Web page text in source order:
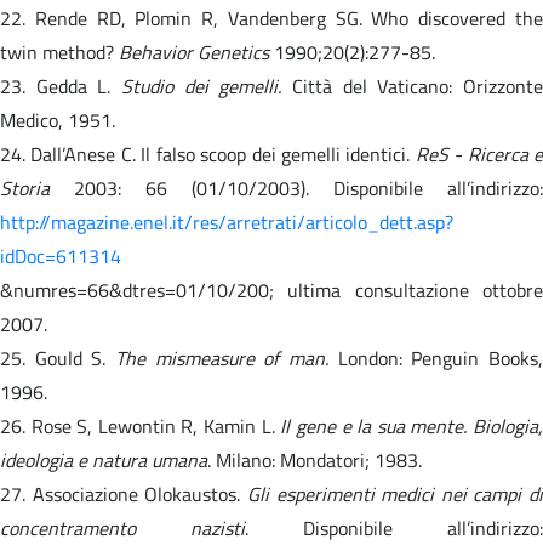
22. Rende RD, Plomin R, Vandenberg SG. Who discovered the
twin method? Behavior Genetics1990;20(2):277-85.
23. Gedda L. Studio dei gemelli. Città del Vaticano: Orizzonte
Medico, 1951.
24. Dall’Anese C. Il falso scoop dei gemelli identici. ReS - Ricerca e
Storia 2003: 66 (01/10/2003). Disponibile all’indirizzo:
http://magazine.enel.it/res/arretrati/articolo_dett.asp?
idDoc=611314
&numres=66&dtres=01/10/200; ultima consultazione ottobre
2007.
25. Gould S. The mismeasure of man. London: Penguin Books,
1996.
26. Rose S, Lewontin R, Kamin L. Il gene e la sua mente. Biologia,
ideologia e natura umana. Milano: Mondatori; 1983.
27. Associazione Olokaustos. Gli esperimenti medici nei campi di
concentramento nazisti. Disponibile all’indirizzo: